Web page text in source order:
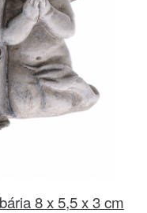
8 x 5,5 x 3 cm